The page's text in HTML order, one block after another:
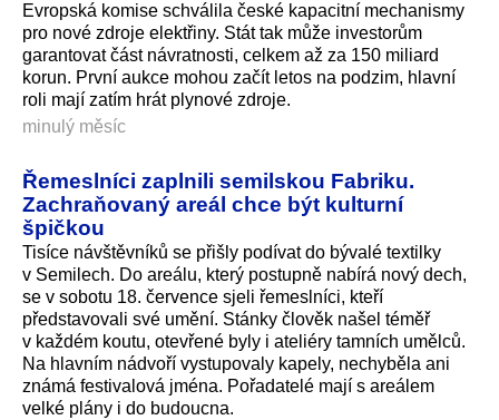
Evropská komise schválila české kapacitní mechanismy
pro nové zdroje elektřiny. Stát tak může investorům
garantovat část návratnosti, celkem až za 150 miliard
korun. První aukce mohou začít letos na podzim, hlavní
roli mají zatím hrát plynové zdroje.
minulý měsíc
Řemeslníci zaplnili semilskou Fabriku.
Zachraňovaný areál chce být kulturní
špičkou
Tisíce návštěvníků se přišly podívat do bývalé textilky
v Semilech. Do areálu, který postupně nabírá nový dech,
se v sobotu 18. července sjeli řemeslníci, kteří
představovali své umění. Stánky člověk našel téměř
v každém koutu, otevřené byly i ateliéry tamních umělců.
Na hlavním nádvoří vystupovaly kapely, nechyběla ani
známá festivalová jména. Pořadatelé mají s areálem
velké plány i do budoucna.